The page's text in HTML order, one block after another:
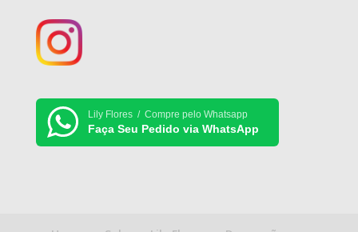
Lily Flores / Compre pelo Whatsapp
Faça Seu Pedido via WhatsApp